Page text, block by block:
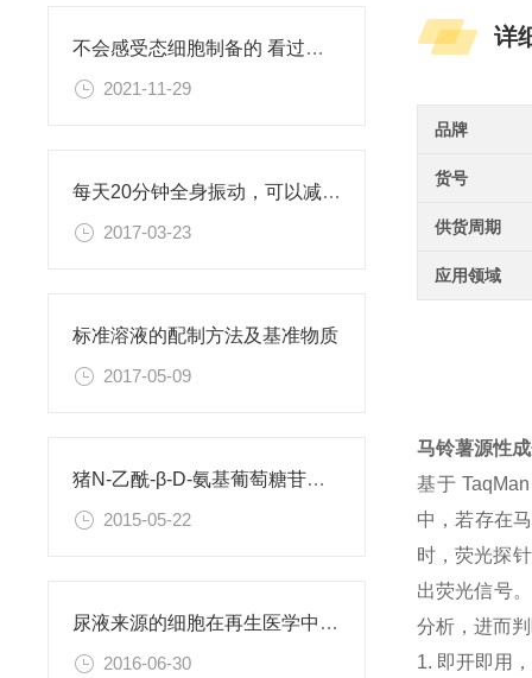
不会感受态细胞制备的 看过来啦
2021-11-29
每天20分钟全身振动，可以减肥、对抗糖尿病
2017-03-23
标准溶液的配制方法及基准物质
2017-05-09
猪N-乙酰-β-D-氨基葡萄糖苷酶ELISA Kit
2015-05-22
尿液来源的细胞在再生医学中大有作为
2016-06-30
详
品牌
货号
供货周期
应用领域
马铃薯源性
基于
中，若存在
时，荧光探
出荧光信号
分析，进而
1. 即开即用